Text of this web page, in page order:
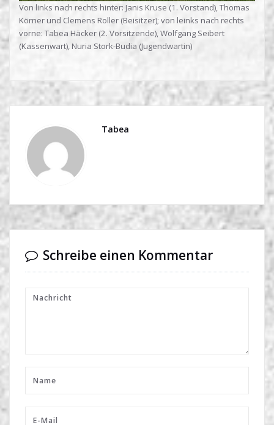
Von links nach rechts hinter: Janis Kruse (1. Vorstand), Thomas
Körner und Clemens Roller (Beisitzer); von leinks nach rechts
vorne: Tabea Häcker (2. Vorsitzende), Wolfgang Seibert
(Kassenwart), Nuria Stork-Budia (Jugendwartin)
Tabea
Schreibe einen Kommentar